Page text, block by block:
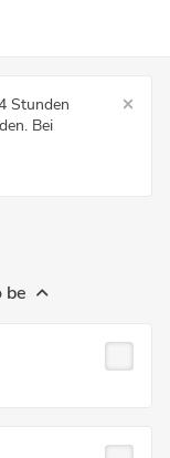
Stunden
Bei
be